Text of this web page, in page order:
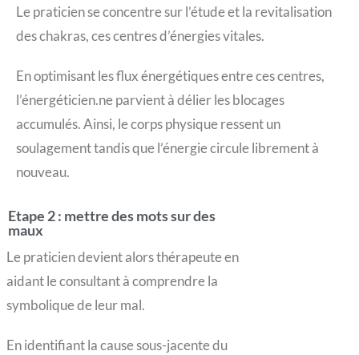
Le praticien se concentre sur l’étude et la revitalisation
des chakras, ces centres d’énergies vitales.
En optimisant les flux énergétiques entre ces centres,
l’énergéticien.ne parvient à délier les blocages
accumulés. Ainsi, le corps physique ressent un
soulagement tandis que l’énergie circule librement à
nouveau.
Etape 2 : mettre des mots sur des
maux
Le praticien devient alors thérapeute en
aidant le consultant à comprendre la
symbolique de leur mal.
En identifiant la cause sous-jacente du